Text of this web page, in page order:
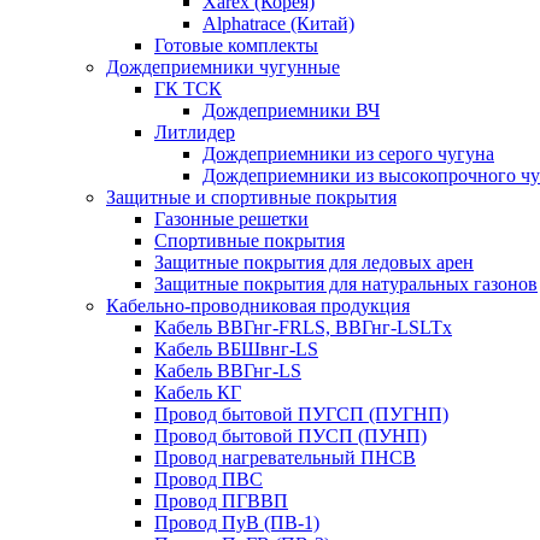
Alphatrace (Китай)
Готовые комплекты
Дождеприемники чугунные
ГК ТСК
Дождеприемники ВЧ
Литлидер
Дождеприемники из серого чугуна
Дождеприемники из высокопрочного
Защитные и спортивные покрытия
Газонные решетки
Спортивные покрытия
Защитные покрытия для ледовых арен
Защитные покрытия для натуральных газонов
Кабельно-проводниковая продукция
Кабель ВВГнг-FRLS, ВВГнг-LSLTx
Кабель ВБШвнг-LS
Кабель ВВГнг-LS
Кабель КГ
Провод бытовой ПУГСП (ПУГНП)
Провод бытовой ПУСП (ПУНП)
Провод нагревательный ПНСВ
Провод ПВС
Провод ПГВВП
Провод ПуВ (ПВ-1)